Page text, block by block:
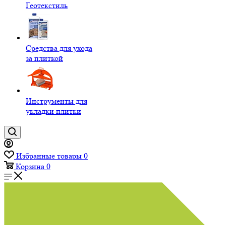
Геотекстиль
Средства для ухода
за плиткой
Инструменты для
укладки плитки
Избранные товары 0
Корзина 0